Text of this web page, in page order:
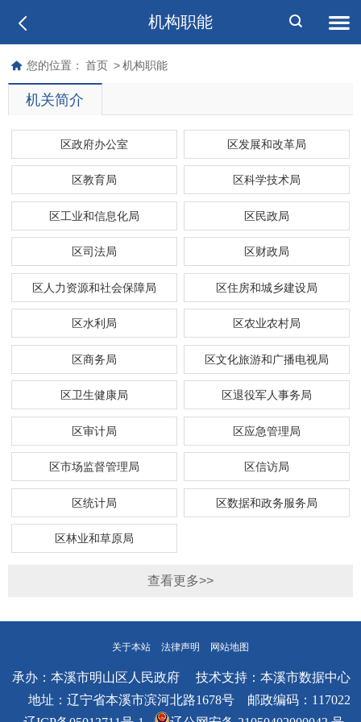
机构职能
您的位置： 首页 > 机构职能
机关简介
区政府办公室 区发展和改革局
区教育局 区科学技术局
区工业和信息化局 区民政局
区司法局 区财政局
区人力资源和社会保障局 区住房和城乡建设局
区水利局 区农业农村局
区商务局 区文化旅游和广播电视局
区卫生健康局 区退役军人事务局
区审计局 区应急管理局
区市场监督管理局 区信访局
区统计局 区数据和政务服务局
区林业和草原局
查看更多>>
关于本站 法律声明 网站地图
承办：本溪市明山区人民政府 技术支持：本溪市数据中心
地址：辽宁省本溪市滨河北路1678号 邮政编码：117022